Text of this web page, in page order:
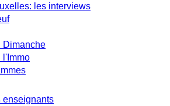
les interviews
Dimanche
l'Immo
enseignants